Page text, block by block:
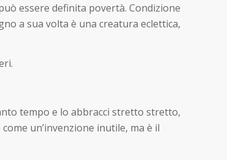
essere definita povertà. Condizione
a sua volta è una creatura eclettica,
tempo e lo abbracci stretto stretto,
un’invenzione inutile, ma è il